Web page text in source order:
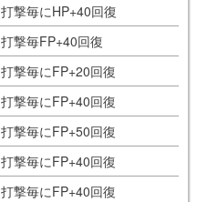
打撃毎にHP+40回復
打撃毎FP+40回復
打撃毎にFP+20回復
打撃毎にFP+40回復
打撃毎にFP+50回復
打撃毎にFP+40回復
打撃毎にFP+40回復